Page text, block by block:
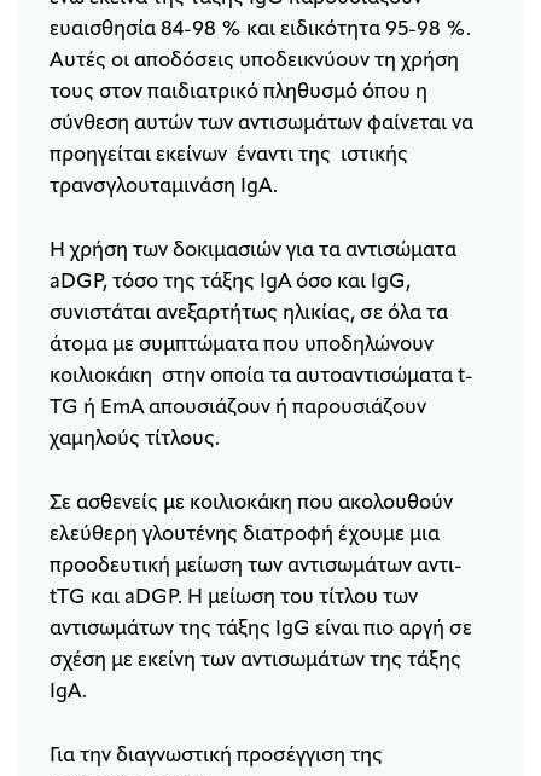
ευαισθησία 84-98 % και ειδικότητα 95-98 %.
Αυτές οι αποδόσεις υποδεικνύουν τη χρήση
τους στον παιδιατρικό πληθυσμό όπου η
σύνθεση αυτών των αντισωμάτων φαίνεται να
προηγείται εκείνων έναντι της ιστικής
τρανσγλουταμινάση IgA.
Η χρήση των δοκιμασιών για τα αντισώματα
aDGP, τόσο της τάξης IgA όσο και IgG,
συνιστάται ανεξαρτήτως ηλικίας, σε όλα τα
άτομα με συμπτώματα που υποδηλώνουν
κοιλιοκάκη στην οποία τα αυτοαντισώματα t-
TG ή EmA απουσιάζουν ή παρουσιάζουν
χαμηλούς τίτλους.
Σε ασθενείς με κοιλιοκάκη που ακολουθούν
ελεύθερη γλουτένης διατροφή έχουμε μια
προοδευτική μείωση των αντισωμάτων αντι-
tTG και aDGP. Η μείωση του τίτλου των
αντισωμάτων της τάξης IgG είναι πιο αργή σε
σχέση με εκείνη των αντισωμάτων της τάξης
IgA.
Για την διαγνωστική προσέγγιση της